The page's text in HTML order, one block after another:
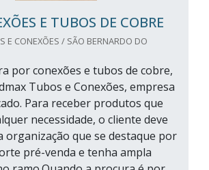
E TUBOS DE COBRE
E CONEXÕES / SÃO BERNARDO DO
por conexões e tubos de cobre,
Tubos e Conexões, empresa
Para receber produtos que
necessidade, o cliente deve
organização que se destaque por
pré-venda e tenha ampla